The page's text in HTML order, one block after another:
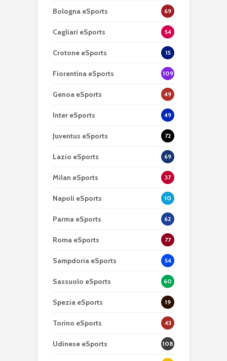
Bologna eSports 69
Cagliari eSports 54
Crotone eSports 15
Fiorentina eSports 109
Genoa eSports 49
Inter eSports 49
Juventus eSports 72
Lazio eSports 69
Milan eSports 37
Napoli eSports 10
Parma eSports 62
Roma eSports 77
Sampdoria eSports 54
Sassuolo eSports 60
Spezia eSports 19
Torino eSports 43
Udinese eSports 108